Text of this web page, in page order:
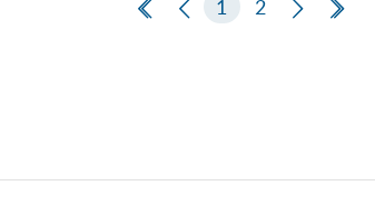
第一页上一页
1 2 下一页最